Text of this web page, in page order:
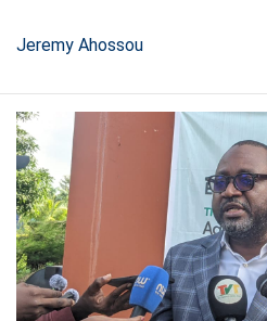
Jeremy Ahossou